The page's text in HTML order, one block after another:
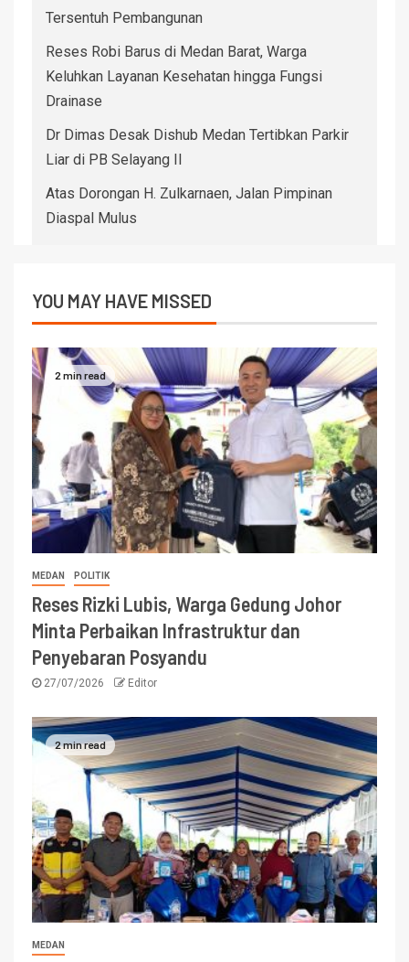
Tersentuh Pembangunan
Reses Robi Barus di Medan Barat, Warga
Keluhkan Layanan Kesehatan hingga Fungsi
Drainase
Dr Dimas Desak Dishub Medan Tertibkan Parkir
Liar di PB Selayang II
Atas Dorongan H. Zulkarnaen, Jalan Pimpinan
Diaspal Mulus
YOU MAY HAVE MISSED
2 min read
MEDAN POLITIK
Reses Rizki Lubis, Warga Gedung Johor
Minta Perbaikan Infrastruktur dan
Penyebaran Posyandu
27/07/2026 Editor
2 min read
MEDAN